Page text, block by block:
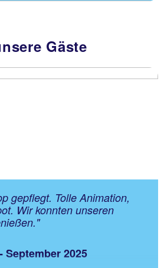
Gäste
gepflegt. Tolle Animation,
Wir konnten unseren
September 2025